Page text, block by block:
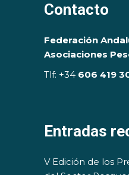
Contacto
Federación
Asociaciones
Tlf: +34 606 419
Entradas
V Edición de los